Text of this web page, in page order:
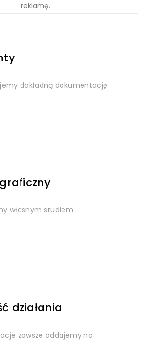
reklamę.
dokładną dokumentację
własnym studiem
działania
zawsze oddajemy na